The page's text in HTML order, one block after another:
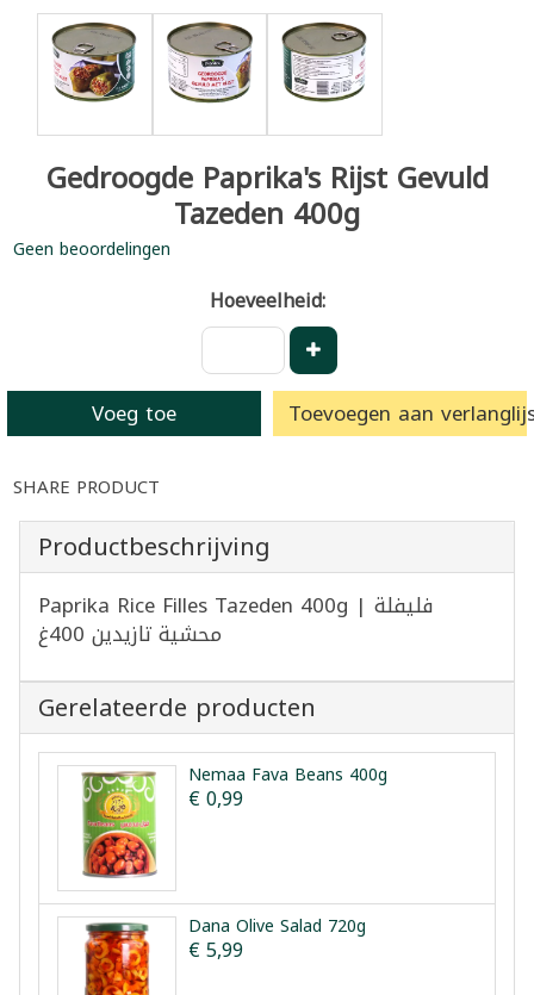
Gedroogde Paprika's Rijst Gevuld
Tazeden 400g
Geen beoordelingen
Hoeveelheid:
Voeg toe Toevoegen aan
SHARE PRODUCT
Productbeschrijving
Paprika Rice Filles Tazeden 400g | فليفلة
محشية تازيدين 400غ
Gerelateerde producten
Nemaa Fava Beans 400g
€ 0,99
Dana Olive Salad 720g
€ 5,99